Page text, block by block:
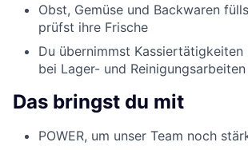
Obst, Gemüse und Backwaren
prüfst ihre Frische
Du übernimmst
bei Lager- und Reinigungsarbeiten
Das bringst du mit
POWER, um unser Team noch